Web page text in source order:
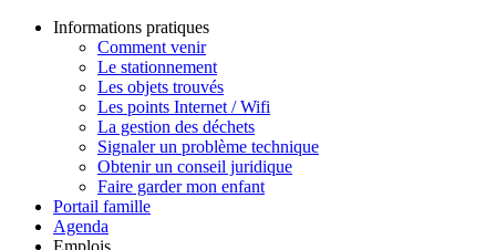
Informations pratiques
Comment venir
Le stationnement
Les objets trouvés
Les points Internet / Wifi
La gestion des déchets
Signaler un problème technique
Obtenir un conseil juridique
Faire garder mon enfant
Portail famille
Agenda
Emplois